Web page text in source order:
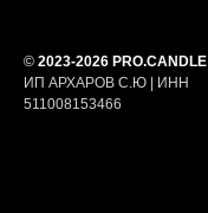
© 2023-2026 PRO.CANDLE
ИП АРХАРОВ С.Ю | ИНН
511008153466